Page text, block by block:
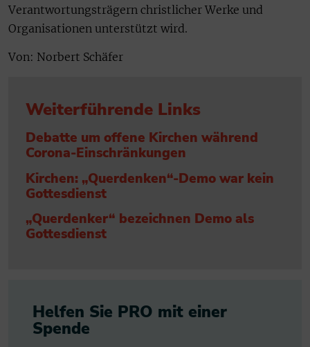
Verantwortungsträgern christlicher Werke und
Organisationen unterstützt wird.
Von: Norbert Schäfer
Weiterführende Links
Debatte um offene Kirchen während
Corona-Einschränkungen
Kirchen: „Querdenken“-Demo war kein
Gottesdienst
„Querdenker“ bezeichnen Demo als
Gottesdienst
Helfen Sie PRO mit einer
Spende